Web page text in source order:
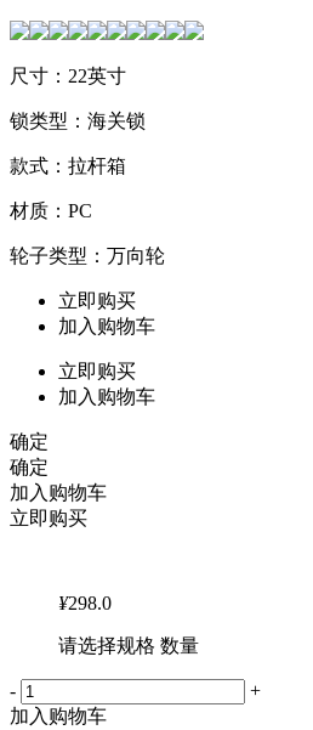
尺寸：22英寸
锁类型：海关锁
款式：拉杆箱
材质：PC
轮子类型：万向轮
立即购买
加入购物车
立即购买
加入购物车
确定
确定
加入购物车
立即购买
¥298.0
请选择规格 数量
-
+
加入购物车